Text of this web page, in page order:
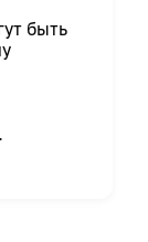
быть
.